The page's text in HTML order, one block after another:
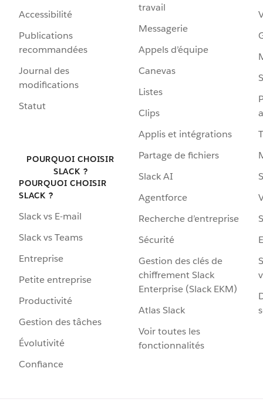
Accessibilité
Publications
recommandées
Journal des
modifications
Statut
POURQUOI CHOISIR
SLACK ?
POURQUOI CHOISIR
SLACK ?
Slack vs E-mail
Slack vs Teams
Entreprise
Petite entreprise
Productivité
Gestion des tâches
Évolutivité
Confiance
travail
Messagerie
Appels d’équipe
Canevas
Listes
Clips
Applis et intégrations
Partage de fichiers
Slack AI
Agentforce
Recherche d’entreprise
Sécurité
Gestion des clés de
chiffrement Slack
Enterprise (Slack EKM)
Atlas Slack
Voir toutes les
fonctionnalités